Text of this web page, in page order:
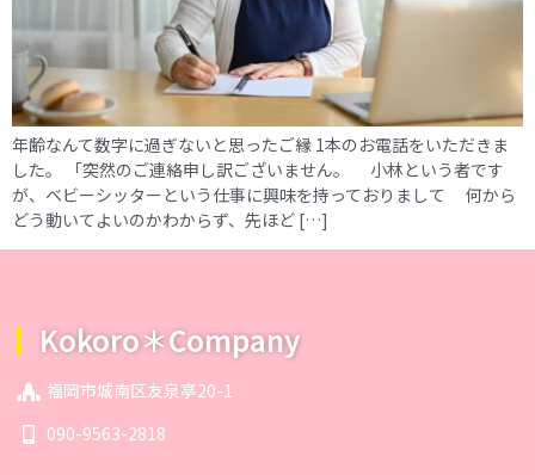
年齢なんて数字に過ぎないと思ったご縁 1本のお電話をいただきま
した。 「突然のご連絡申し訳ございません。 小林という者です
が、ベビーシッターという仕事に興味を持っておりまして 何から
どう動いてよいのかわからず、先ほど […]
Kokoro＊Company
福岡市城南区友泉亭20-1
090-9563-2818